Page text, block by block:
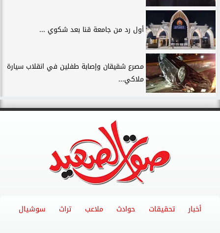
أول رد من جامعة قنا بعد شكوي ...
مصرع شقيقان وإصابة طفلين في انقلاب سيارة
ملاكي...
أخبار تحقيقات حوادث ملاعب تراث سوشيال